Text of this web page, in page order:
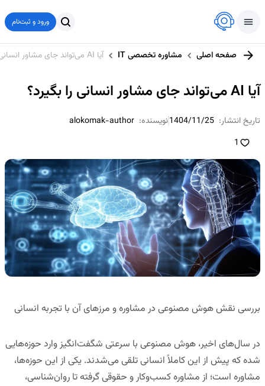
ورود و ثبت‌نام
صفحه اصلی مشاوره تخصصی IT آیا AI می‌تواند جای مشاور انسانی را بگیرد؟
آیا AI می‌تواند جای مشاور انسانی را بگیرد؟
تاریخ انتشار: 1404/11/25نویسنده: alokomak-author
1
بررسی نقش هوش مصنوعی در مشاوره و مرزهای آن با تجربه انسانی
در سال‌های اخیر، هوش مصنوعی با سرعتی شگفت‌انگیز وارد حوزه‌هایی
شده که پیش از این کاملاً انسانی تلقی می‌شدند. یکی از این حوزه‌ها،
مشاوره است؛ از مشاوره کسب‌وکار و حقوقی گرفته تا روان‌شناسی،